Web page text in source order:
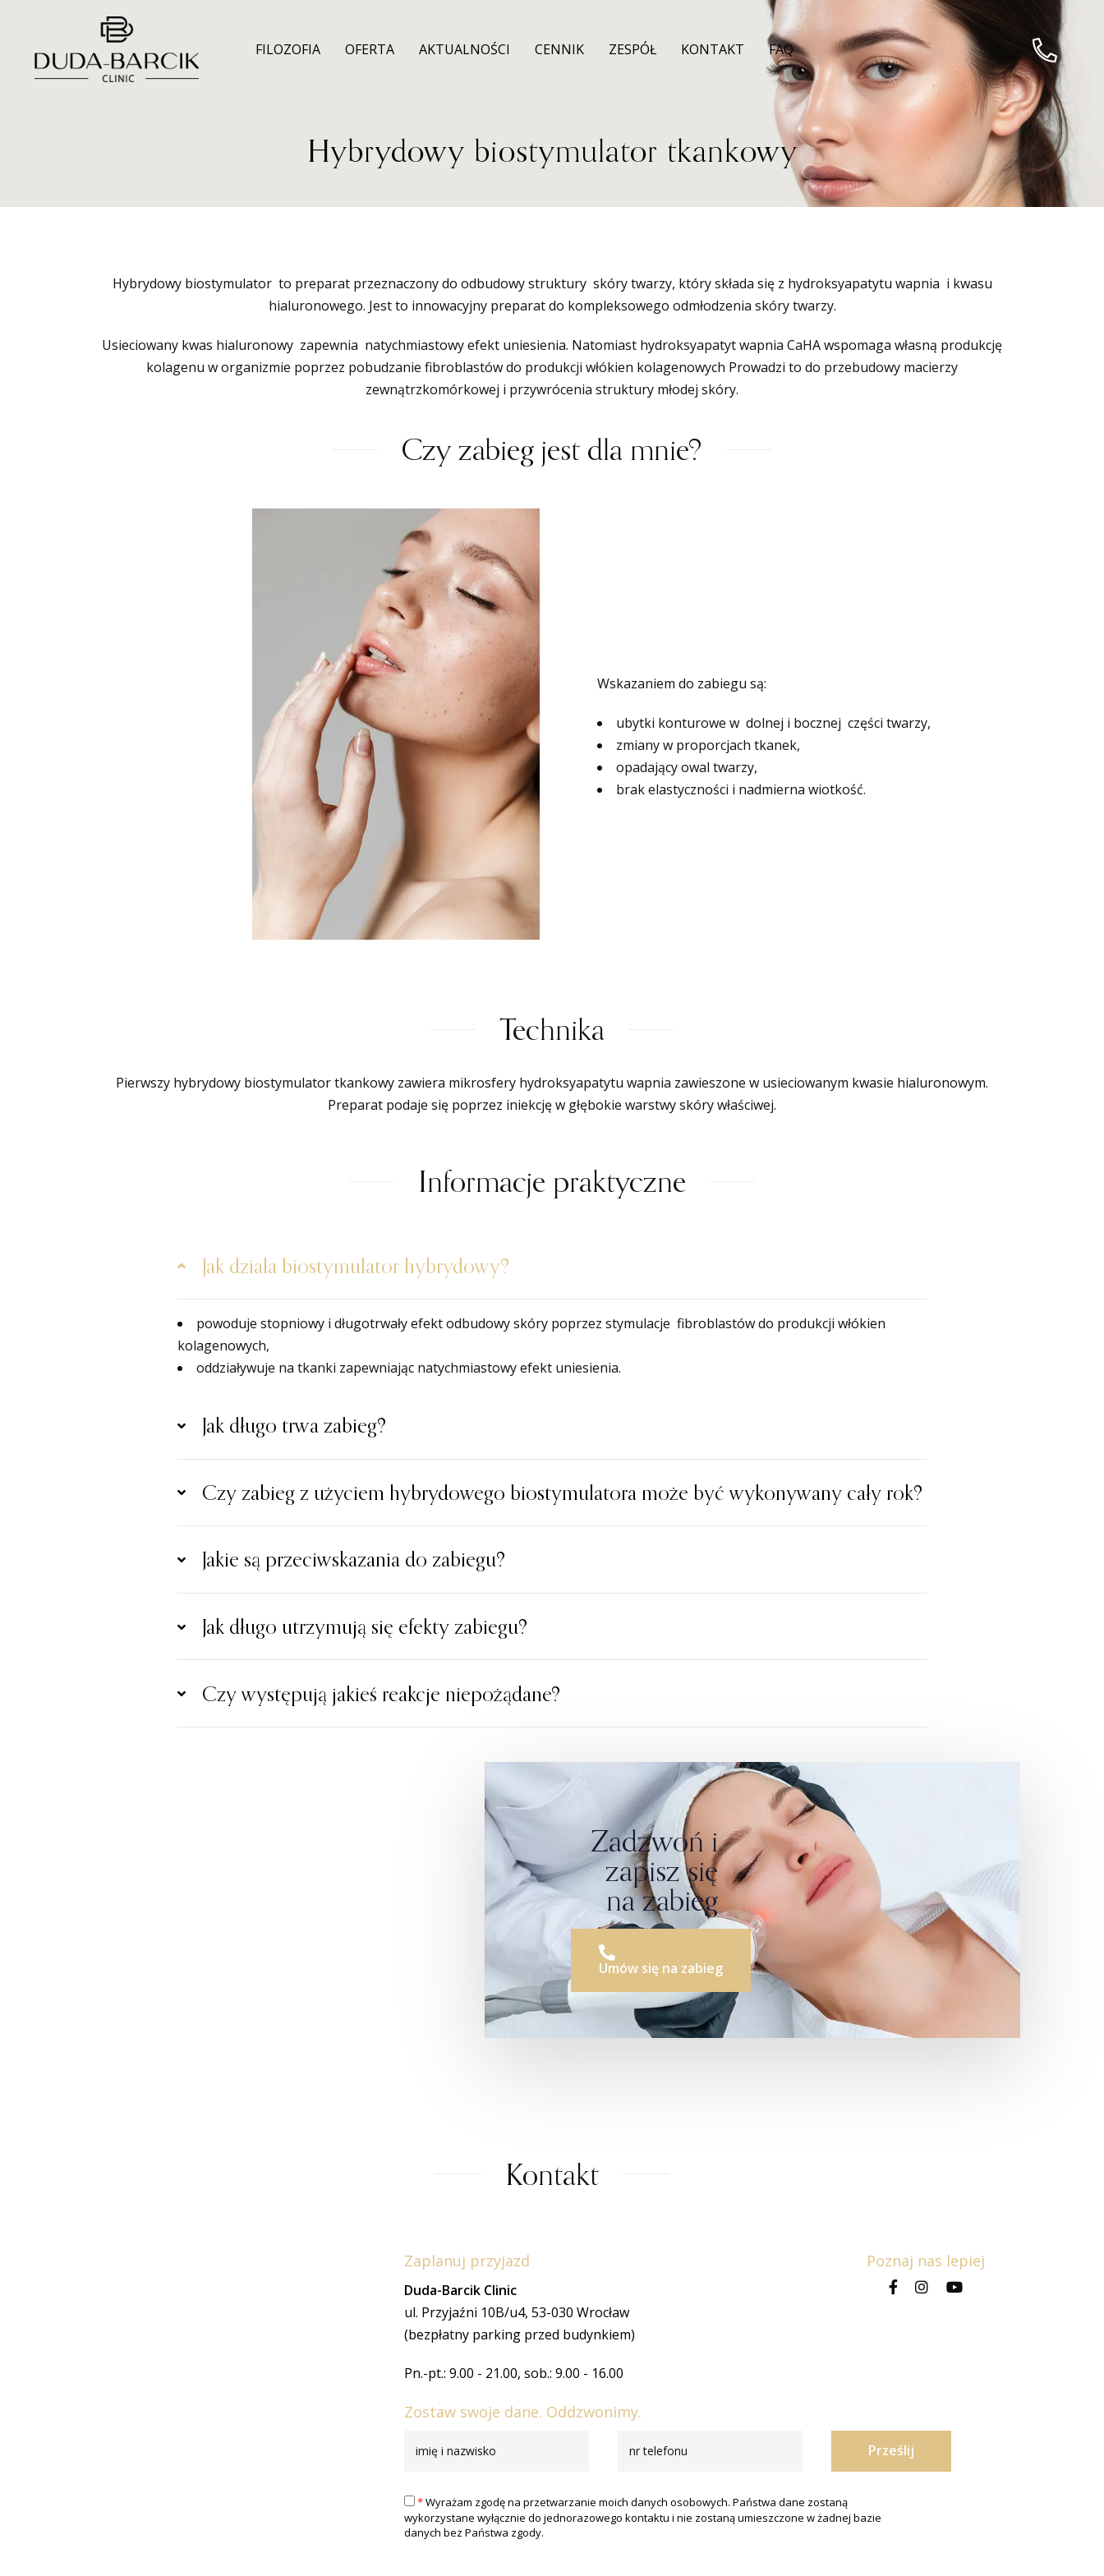
primary
navigation
FILOZOFIA OFERTA AKTUALNOŚCI CENNIK ZESPÓŁ KONTAKT FAQ
Hybrydowy biostymulator tkankowy
Hybrydowy biostymulator to preparat przeznaczony do odbudowy struktury skóry twarzy, który składa się z hydroksyapatytu wapnia i kwasu
hialuronowego. Jest to innowacyjny preparat do kompleksowego odmłodzenia skóry twarzy.
Usieciowany kwas hialuronowy zapewnia natychmiastowy efekt uniesienia. Natomiast hydroksyapatyt wapnia CaHA wspomaga własną produkcję
kolagenu w organizmie poprzez pobudzanie fibroblastów do produkcji włókien kolagenowych Prowadzi to do przebudowy macierzy
zewnątrzkomórkowej i przywrócenia struktury młodej skóry.
Czy zabieg jest dla mnie?
Wskazaniem do zabiegu są:
ubytki konturowe w dolnej i bocznej części twarzy,
zmiany w proporcjach tkanek,
opadający owal twarzy,
brak elastyczności i nadmierna wiotkość.
Technika
Pierwszy hybrydowy biostymulator tkankowy zawiera mikrosfery hydroksyapatytu wapnia zawieszone w usieciowanym kwasie hialuronowym.
Preparat podaje się poprzez iniekcję w głębokie warstwy skóry właściwej.
Informacje praktyczne
Jak działa biostymulator hybrydowy?
powoduje stopniowy i długotrwały efekt odbudowy skóry poprzez stymulacje fibroblastów do produkcji włókien
kolagenowych,
oddziaływuje na tkanki zapewniając natychmiastowy efekt uniesienia.
Jak długo trwa zabieg?
Czy zabieg z użyciem hybrydowego biostymulatora może być wykonywany cały rok?
Jakie są przeciwskazania do zabiegu?
Jak długo utrzymują się efekty zabiegu?
Czy występują jakieś reakcje niepożądane?
Zadzwoń i
zapisz się
na zabieg
Umów się na zabieg
Kontakt
Zaplanuj przyjazd
Duda-Barcik Clinic
ul. Przyjaźni 10B/u4, 53-030 Wrocław
(bezpłatny parking przed budynkiem)
Pn.-pt.: 9.00 - 21.00, sob.: 9.00 - 16.00
Poznaj nas lepiej
Zostaw swoje dane. Oddzwonimy.
*Wyrażam zgodę na przetwarzanie moich danych osobowych. Państwa dane zostaną
wykorzystane wyłącznie do jednorazowego kontaktu i nie zostaną umieszczone w żadnej bazie
danych bez Państwa zgody.